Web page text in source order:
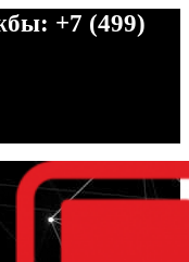
+7 (499)